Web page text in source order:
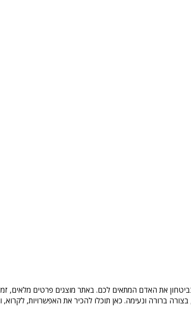
את האדם המתאים לכם. באתר מוצגים פרטים מלאים,
ברורה ונעימה. כאן תוכלו להכיר את האפשרויות,